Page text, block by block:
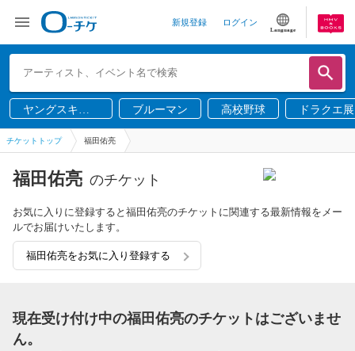
新規登録 ログイン
Language
ヤングスキニ
ー
ブルーマン 高校野球 ドラクエ展
チケットトップ 福田佑亮
福田佑亮 のチケット
お気に入りに登録すると福田佑亮のチケットに関連する最新情報をメー
ルでお届けいたします。
福田佑亮をお気に入り登録する
現在受け付け中の福田佑亮のチケットはございませ
ん。